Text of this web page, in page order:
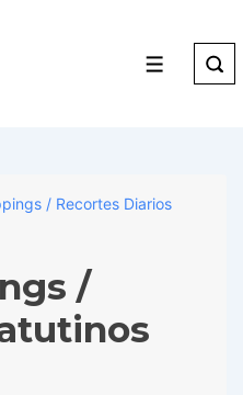
Menu
/ Recortes Diarios
/